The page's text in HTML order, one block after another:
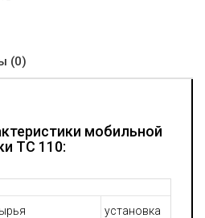
(0)
мобильной
TC 110:
установка